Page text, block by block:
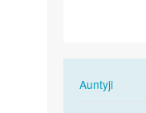
AuntyjiIn